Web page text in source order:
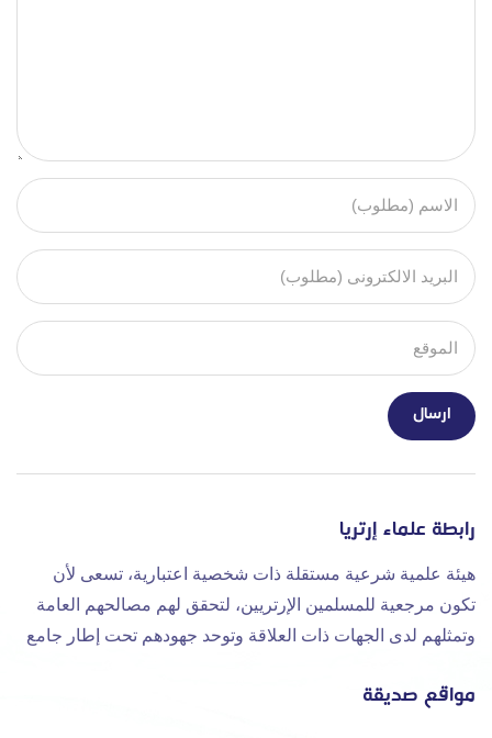
رابطة علماء إرتريا
هيئة علمية شرعية مستقلة ذات شخصية اعتبارية، تسعى لأن
تكون مرجعية للمسلمين الإرتريين، لتحقق لهم مصالحهم العامة
وتمثلهم لدى الجهات ذات العلاقة وتوحد جهودهم تحت إطار جامع
مواقع صديقة